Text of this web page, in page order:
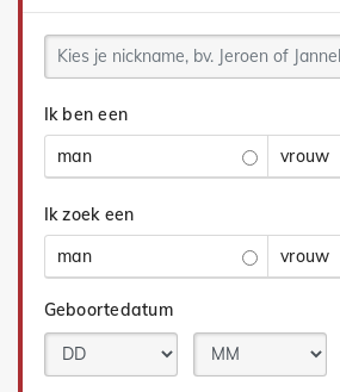
Ik ben een
man
vrouw
Ik zoek een
man
vrouw
Geboortedatum